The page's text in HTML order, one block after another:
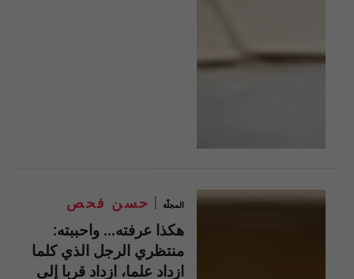
المجلّة حسن فحص
هكذا عرفته… واحببته:
منتظري الرجل الذي كلما
ازداد علما، ازداد قربا إلى